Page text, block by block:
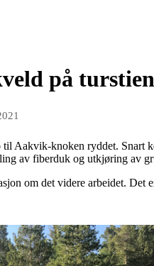
på turstien
Aakvik-knoken ryddet. Snart
av fiberduk og utkjøring av
om det videre arbeidet. Det